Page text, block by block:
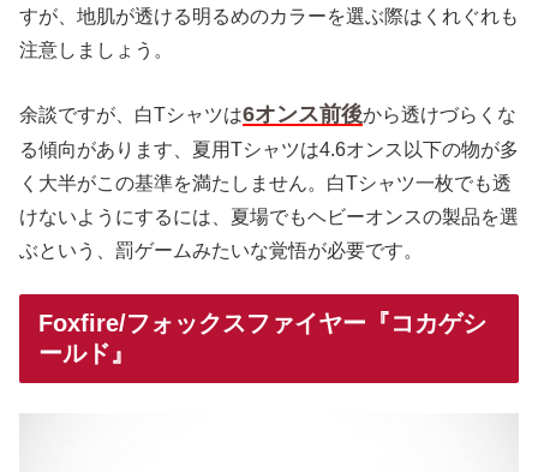
すが、地肌が透ける明るめのカラーを選ぶ際はくれぐれも
注意しましょう。
余談ですが、白Tシャツは6オンス前後から透けづらくな
る傾向があります、夏用Tシャツは4.6オンス以下の物が多
く大半がこの基準を満たしません。白Tシャツ一枚でも透
けないようにするには、夏場でもヘビーオンスの製品を選
ぶという、罰ゲームみたいな覚悟が必要です。
Foxfire/フォックスファイヤー『コカゲシ
ールド』